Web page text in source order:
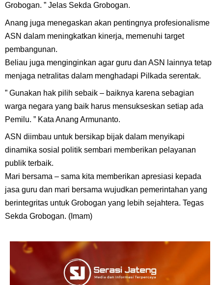
Grobogan. ” Jelas Sekda Grobogan.
Anang juga menegaskan akan pentingnya profesionalisme
ASN dalam meningkatkan kinerja, memenuhi target
pembangunan.
Beliau juga menginginkan agar guru dan ASN lainnya tetap
menjaga netralitas dalam menghadapi Pilkada serentak.
” Gunakan hak pilih sebaik – baiknya karena sebagian
warga negara yang baik harus mensukseskan setiap ada
Pemilu. ” Kata Anang Armunanto.
ASN diimbau untuk bersikap bijak dalam menyikapi
dinamika sosial politik sembari memberikan pelayanan
publik terbaik.
Mari bersama – sama kita memberikan apresiasi kepada
jasa guru dan mari bersama wujudkan pemerintahan yang
berintegritas untuk Grobogan yang lebih sejahtera. Tegas
Sekda Grobogan. (Imam)